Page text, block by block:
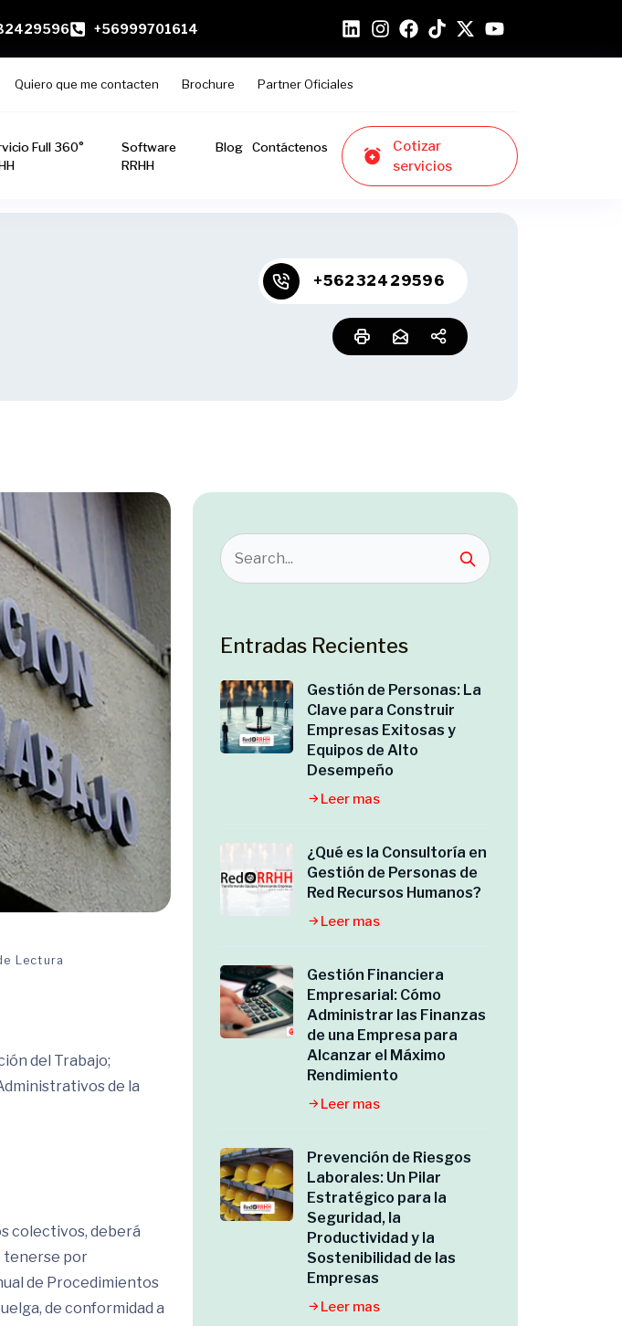
+56999701614
Quiero que me contacten Brochure Partner Oficiales
Full 360°
Software
RRHH
Blog Contáctenos
Cotizar
servicios
+56232429596
Lectura
del Trabajo;
de la
colectivos, deberá
tenerse por
de Procedimientos
de conformidad a
Entradas Recientes
Gestión de Personas: La
Clave para Construir
Empresas Exitosas y
Equipos de Alto
Desempeño
Leer mas
¿Qué es la Consultoría en
Gestión de Personas de
Red Recursos Humanos?
Leer mas
Gestión Financiera
Empresarial: Cómo
Administrar las Finanzas
de una Empresa para
Alcanzar el Máximo
Rendimiento
Leer mas
Prevención de Riesgos
Laborales: Un Pilar
Estratégico para la
Seguridad, la
Productividad y la
Sostenibilidad de las
Empresas
Leer mas